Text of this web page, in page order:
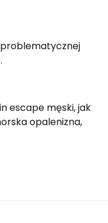
problematycznej
escape męski, jak
opalenizna,